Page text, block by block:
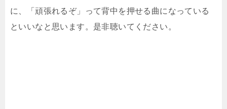
に、「頑張れるぞ」って背中を押せる曲になっている
といいなと思います。是非聴いてく­ださい。